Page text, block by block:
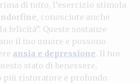
di tutto, l’esercizio stimola
, conosciute anche
felicità”. Queste sostanze
il tuo umore e possono
ansia e depressione. Il tuo
stato di benessere,
più ristoratore e profondo.